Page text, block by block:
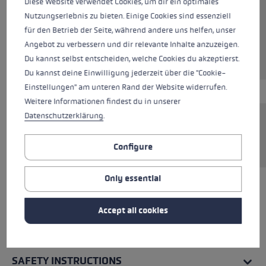
Colours black-white
SAFETY INSTRUCTIONS
Nutzungserlebnis zu bieten. Einige Cookies sind essenziell
für den Betrieb der Seite, während andere uns helfen, unser
Angebot zu verbessern und dir relevante Inhalte anzuzeigen.
Du kannst selbst entscheiden, welche Cookies du akzeptierst.
Du kannst deine Einwilligung jederzeit über die "Cookie-
Einstellungen" am unteren Rand der Website widerrufen.
Weitere Informationen findest du in unserer
Datenschutzerklärung.
Configure
Only essential
Accept all cookies